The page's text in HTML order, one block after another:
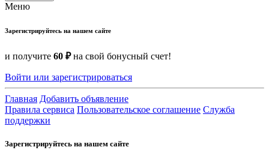
Меню
Зарегистрируйтесь на нашем сайте
и получите 60 ₽на свой бонусный счет!
Войти или зарегистрироваться
Главная Добавить объявление
Правила сервиса Пользовательское соглашение Служба
поддержки
Зарегистрируйтесь на нашем сайте